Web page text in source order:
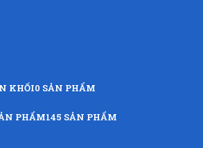
KHỐI0 SẢN PHẨM
PHẨM145 SẢN PHẨM